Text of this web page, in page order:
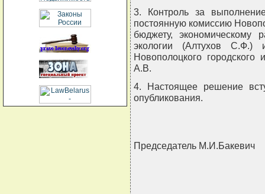
3. Контроль за
постоянную комиссию
бюджету, экономическому
экологии (Алтухов С.Ф.)
Новополоцкого городского
А.В.
4. Настоящее решение
опубликования.
Председатель М.И.Бакевич